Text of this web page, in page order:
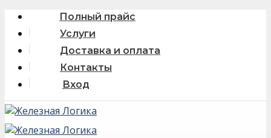
Skip
content
Полный прайс
Услуги
Доставка и оплата
Контакты
Вход